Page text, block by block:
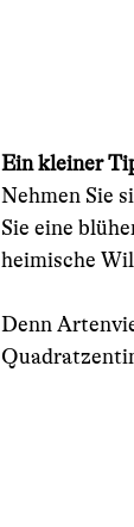
Ein kleiner
Nehmen Sie
Sie eine
heimische
Denn